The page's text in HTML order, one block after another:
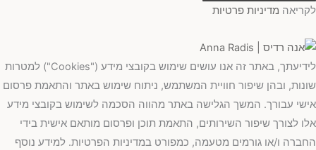
לקריאה מדיניות פרטיות
לידיעתך, באתר זה אנו עושים שימוש בקובצי מידע ("Cookies") למטרות
שונות, ובהן שיפור חוויית המשתמש, ניתוח שימוש באתר והתאמת פרסום
אישי עבורך. המשך הגלישה באתר מהווה הסכמה לשימוש בקובצי מידע
אלו לצורך שיפור השירותים, התאמת תוכן ופרסום מותאם אישית בידי
החברה ו/או גורמים מטעמה, כמפורט במדיניות הפרטיות. למידע נוסף